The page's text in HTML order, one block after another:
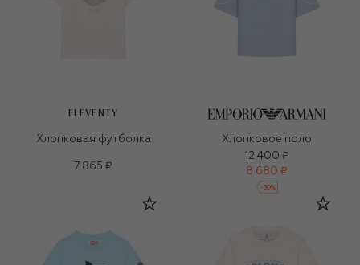
ELEVENTY
Хлопковая футболка
7 865 ₽
Хлопковое поло
12 400 ₽
8 680 ₽
-30%